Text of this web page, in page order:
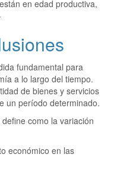
en edad productiva,
fundamental para
a lo largo del tiempo.
de bienes y servicios
un período determinado.
como la variación
económico en las